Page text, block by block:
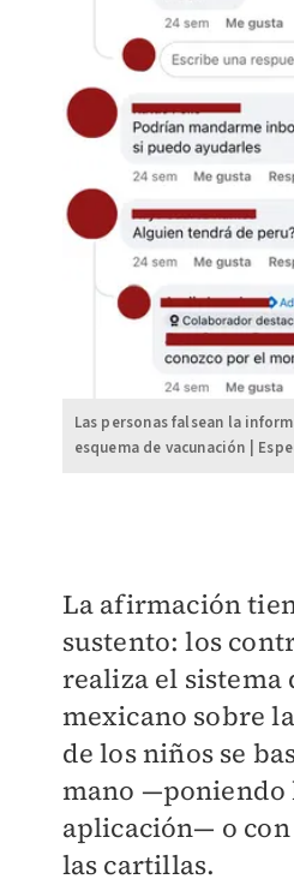
Las personas falsean la
esquema de vacunación |
La afirmación
sustento: los
realiza el sistema
mexicano sobre
de los niños se
mano —poniendo
aplicación— o
las cartillas.